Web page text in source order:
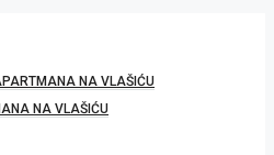
NA VLAŠIĆU
NA VLAŠIĆU